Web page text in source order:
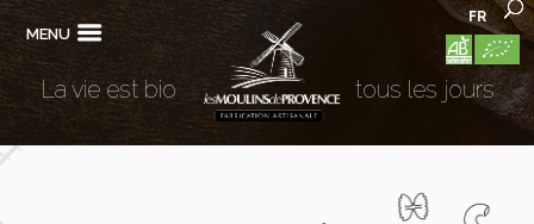
MENU
FR
La vie est bio tous les jours